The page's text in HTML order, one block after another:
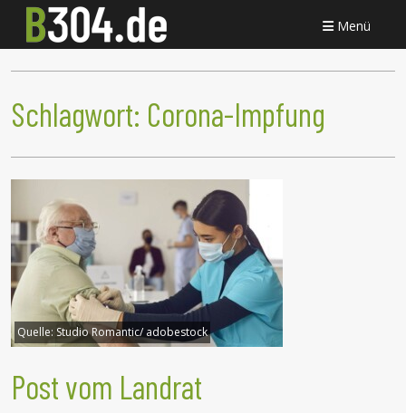
Menü
Schlagwort: Corona-Impfung
Quelle: Studio Romantic/ adobestock
Post vom Landrat